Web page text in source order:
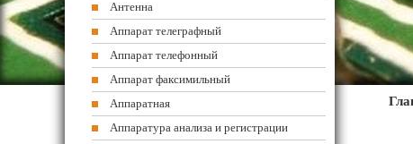
Антенна
Аппарат телеграфный
Аппарат телефонный
Аппарат факсимильный
Аппаратная
Аппаратура анализа и регистрации